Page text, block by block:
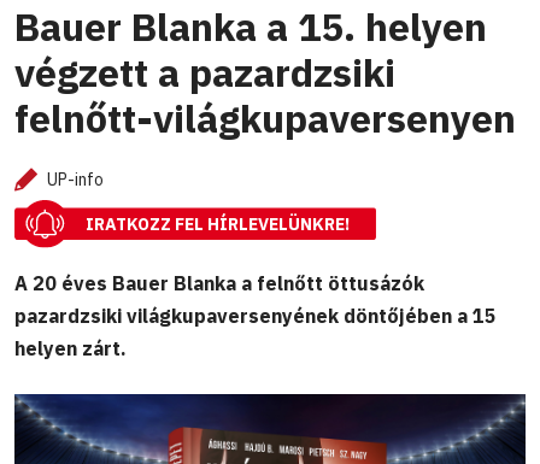
Bauer Blanka a 15. helyen
végzett a pazardzsiki
felnőtt-világkupaversenyen
UP-info
IRATKOZZ FEL HÍRLEVELÜNKRE!
A 20 éves Bauer Blanka a felnőtt öttusázók
pazardzsiki világkupaversenyének döntőjében a 15
helyen zárt.